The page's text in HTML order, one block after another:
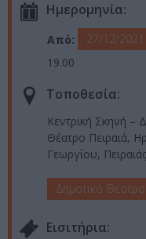
Ημερομηνία:
Από: 27/12/2021
19.00
Τοποθεσία:
Κεντρική Σκηνή –
Θέατρο Πειραιά,
Γεωργίου, Πειραιάς
Δημοτικό Θέατρο
Eισιτήρια: